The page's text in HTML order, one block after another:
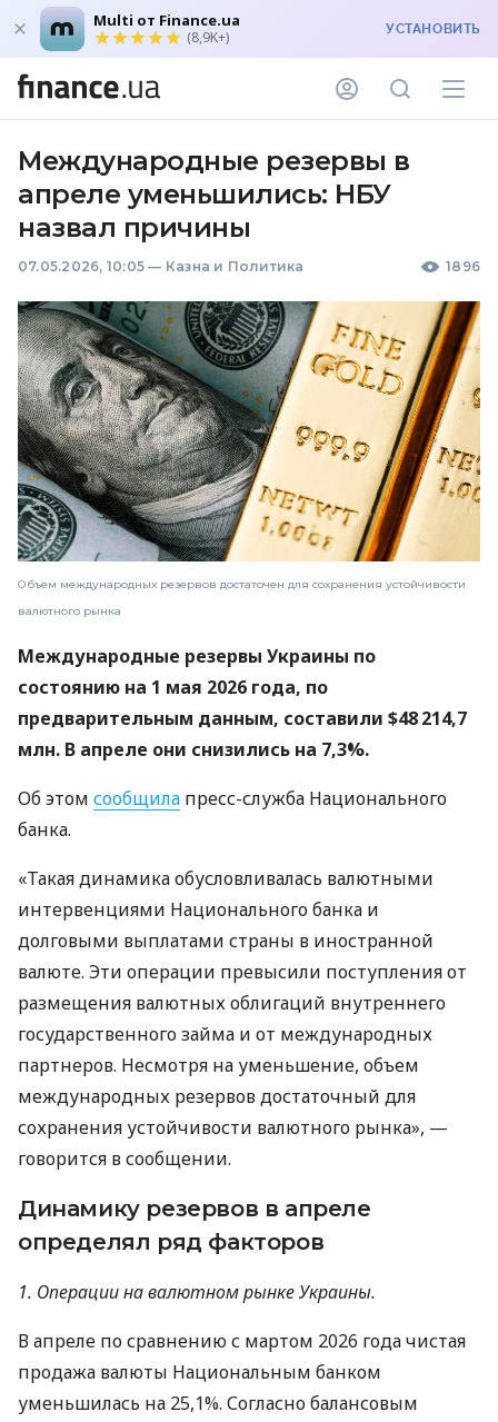
Multi от Finance.ua
(8,9K+) УСТАНОВИТЬ
Международные резервы в
апреле уменьшились: НБУ
назвал причины
07.05.2026, 10:05 — Казна и Политика 1896
Объем международных резервов достаточен для сохранения устойчивости
валютного рынка
Международные резервы Украины по
состоянию на 1 мая 2026 года, по
предварительным данным, составили $48 214,7
млн. В апреле они снизились на 7,3%.
Об этом сообщила пресс-служба Национального
банка.
«Такая динамика обусловливалась валютными
интервенциями Национального банка и
долговыми выплатами страны в иностранной
валюте. Эти операции превысили поступления от
размещения валютных облигаций внутреннего
государственного займа и от международных
партнеров. Несмотря на уменьшение, объем
международных резервов достаточный для
сохранения устойчивости валютного рынка», —
говорится в сообщении.
Динамику резервов в апреле
определял ряд факторов
1. Операции на валютном рынке Украины.
В апреле по сравнению с мартом 2026 года чистая
продажа валюты Национальным банком
уменьшилась на 25,1%. Согласно балансовым